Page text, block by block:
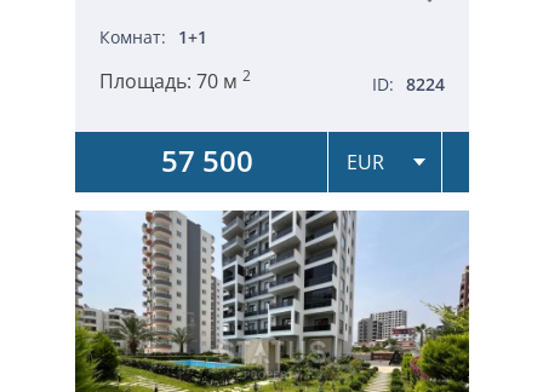
Комнат: 1+1
Площадь: 70 м 2 ID: 8224
57 500